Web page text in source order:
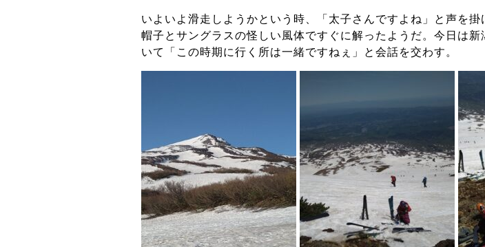
いよいよ滑走しようかという時、「太子さんですよね」と声を
帽子とサングラスの怪しい風体ですぐに解ったようだ。今日は
いて「この時期に行く所は一緒ですねぇ」と会話を交わす。